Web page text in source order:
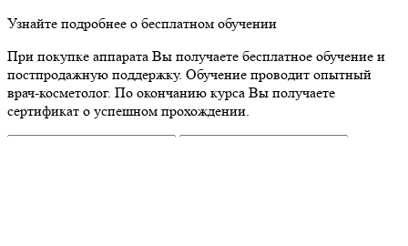
Узнайте подробнее о бесплатном обучении
При покупке аппарата Вы получаете бесплатное обучение и
постпродажную поддержку. Обучение проводит опытный
врач-косметолог. По окончанию курса Вы получаете
сертификат о успешном прохождении.